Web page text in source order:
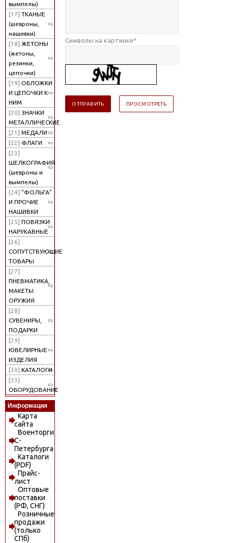
вымпелы)
[17] ТКАНЫЕ
(шевроны,
нашивки)
[18] ЖЕТОНЫ
(жетоны,
резинки,
цепочки)
[19] ОБЛОЖКИ
И ЦЕПОЧКИ К
НИМ
[20] ЗНАЧКИ
МЕТАЛЛИЧЕСКИЕ
[21] МЕДАЛИ
[22] ФЛАГИ
[23]
ШЕЛКОГРАФИЯ
(шевроны и
вымпелы)
[24] "ФОЛЬГА"
И ПРОЧИЕ
НАШИВКИ
[25] ПОВЯЗКИ
НАРУКАВНЫЕ
[26]
СОПУТСТВУЮЩИЕ
ТОВАРЫ
[27]
ПНЕВМАТИКА,
МАКЕТЫ
ОРУЖИЯ
[28]
СУВЕНИРЫ,
ПОДАРКИ
[29]
ЮВЕЛИРНЫЕ
ИЗДЕЛИЯ
[30] КАТАЛОГИ
[33]
ОБОРУДОВАНИЕ
Информация
Карта
сайта
Военторги
С-
Петербурга
Каталоги
(PDF)
Прайс-
лист
Оптовые
поставки
(РФ, СНГ)
Розничные
продажи
(только
СПб)
Символы на картинке*